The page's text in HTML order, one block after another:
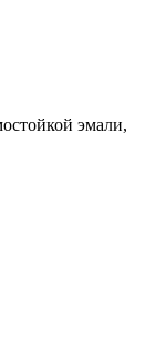
эмали,